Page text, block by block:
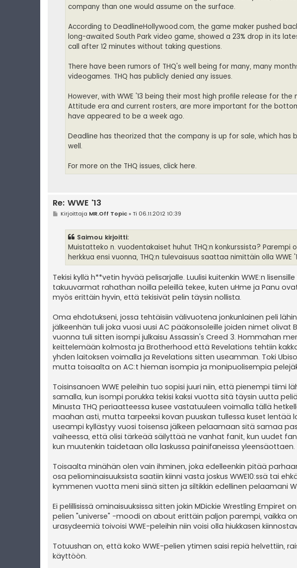
company than one would assume on the surface.
According to DeadlineHollywood.com, the game maker pushed
long-awaited South Park video game, showed a 23% drop in its
call after 12 minutes without taking questions.
There have been rumors of THQ's well being for many, many
videogames. THQ has publicly denied any issues.
However, with WWE '13 being their most high profile release for
Attitude era and current rosters, are more important for the
have appeared to be a week ago.
Deadline has theorized that the company is up for sale, which
well.
For more on the THQ issues, click here.
Re: WWE '13
VKirjoittaja MR.Off Topic» Ti 06.11.2012 10:39
Saimou kirjoitti:
Muistatteko n. vuodentakaiset huhut THQ:n konkurssista? Parempi
herkkua ensi vuonna, THQ:n tulevaisuus saattaa nimittäin olla WWE
Tekisi kyllä h**vetin hyvää pelisarjalle. Luulisi kuitenkin WWE:n
takuuvarmat rahathan noilla peleillä tekee, kuten uHme ja Panu
myös erittäin hyvin, että tekisivät pelin täysin nollista.
Oma ehdotukseni, jossa tehtäisiin välivuotena jonkunlainen peli
jälkeenhän tuli joka vuosi uusi AC pääkonsoleille joiden nimet olivat
vuonna tuli sitten isompi julkaisu Assassin's Creed 3. Hommahan
keittelemään kolmosta ja Brotherhood että Revelations tehtiin
yhden laitoksen voimalla ja Revelations sitten useamman. Toki
mutta toisaalta on AC:t hieman isompia ja monipuolisempia
Toisinsanoen WWE peleihin tuo sopisi juuri niin, että pienempi tiimi
samalla, kun isompi porukka tekisi kaksi vuotta sitä täysin uutta
Minusta THQ periaatteessa kusee vastatuuleen voimalla tällä
maahan asti, mutta tarpeeksi kovan puuskan tullessa kuset
useampi kyllästyy vuosi toisensa jälkeen pelaamaan sitä samaa
vaiheessa, että olisi tärkeää säilyttää ne vanhat fanit, kun uudet
kun muutenkin taidetaan olla laskussa painifaneissa yleensäottaen.
Toisaalta minähän olen vain ihminen, joka edelleenkin pitää
osa peliominaisuuksista saatiin kiinni vasta joskus WWE10:ssä tai
kymmenen vuotta meni siinä sitten ja siltikkin edellinen pelaamani
Ei pelillisissä ominaisuuksissa sitten jokin MDickie Wrestling Empiret
pelien "universe" -moodi on about erittäin paljon parempi, vaikka
urasydeemiä toivoisi WWE-peleihin niin voisi olla hiukkasen
Totuushan on, että koko WWE-pelien ytimen saisi repiä helvettiin,
käyttöön.